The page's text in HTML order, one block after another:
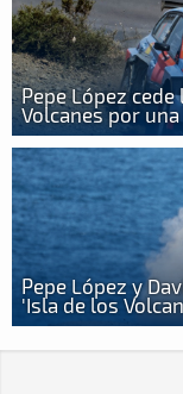
Pepe López
Volcanes por
Pepe López y
'Isla de los